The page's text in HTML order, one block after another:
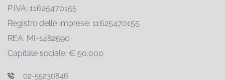
P.IVA: 11625470155
Registro delle imprese: 11625470155
REA: MI-1482590
Capitale sociale: € 50.000
02-55230846